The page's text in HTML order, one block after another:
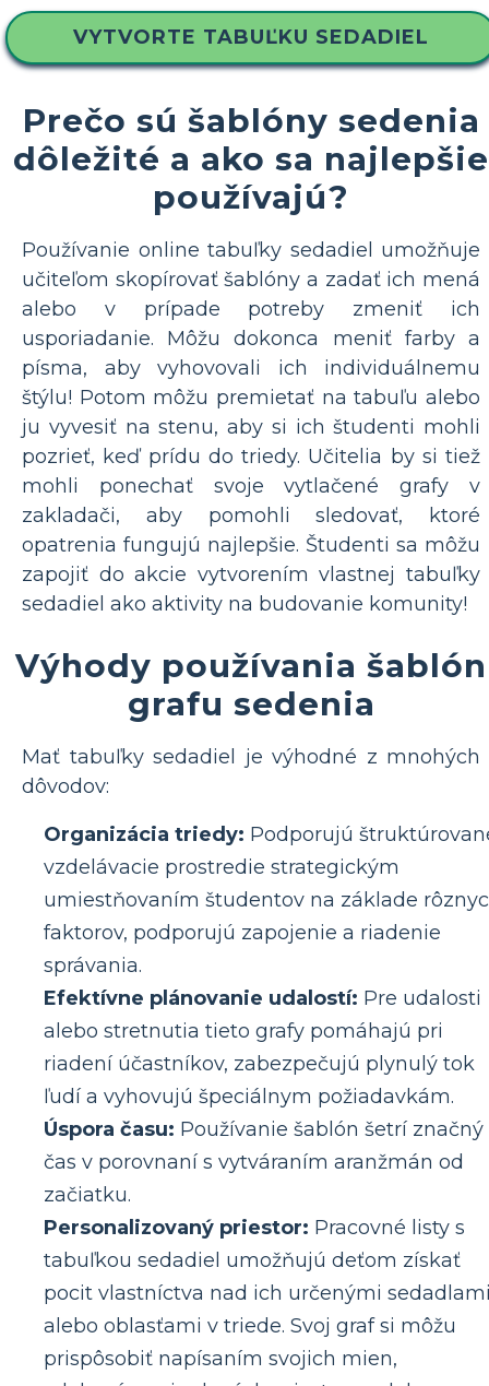
VYTVORTE TABUĽKU SEDADIEL
Prečo sú šablóny sedenia
dôležité a ako sa najlepšie
používajú?
Používanie online tabuľky sedadiel umožňuje
učiteľom skopírovať šablóny a zadať ich mená
alebo v prípade potreby zmeniť ich
usporiadanie. Môžu dokonca meniť farby a
písma, aby vyhovovali ich individuálnemu
štýlu! Potom môžu premietať na tabuľu alebo
ju vyvesiť na stenu, aby si ich študenti mohli
pozrieť, keď prídu do triedy. Učitelia by si tiež
mohli ponechať svoje vytlačené grafy v
zakladači, aby pomohli sledovať, ktoré
opatrenia fungujú najlepšie. Študenti sa môžu
zapojiť do akcie vytvorením vlastnej tabuľky
sedadiel ako aktivity na budovanie komunity!
Výhody používania šablón
grafu sedenia
Mať tabuľky sedadiel je výhodné z mnohých
dôvodov:
Organizácia triedy: Podporujú
vzdelávacie prostredie strategickým
umiestňovaním študentov na základe
faktorov, podporujú zapojenie a riadenie
správania.
Efektívne plánovanie udalostí: Pre udalosti
alebo stretnutia tieto grafy pomáhajú pri
riadení účastníkov, zabezpečujú plynulý tok
ľudí a vyhovujú špeciálnym požiadavkám.
Úspora času: Používanie šablón šetrí značný
čas v porovnaní s vytváraním aranžmán od
začiatku.
Personalizovaný priestor: Pracovné listy s
tabuľkou sedadiel umožňujú deťom získať
pocit vlastníctva nad ich určenými
alebo oblasťami v triede. Svoj graf si môžu
prispôsobiť napísaním svojich mien,